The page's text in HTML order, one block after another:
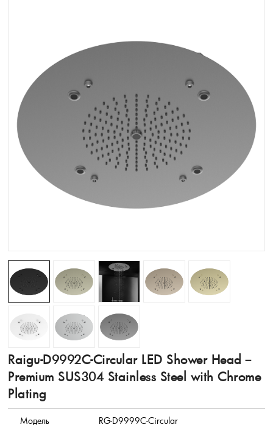
Raigu-D9992C-Circular LED Shower Head－
Premium SUS304 Stainless Steel with Chrome
Plating
Модель RG-D9999C-Circular